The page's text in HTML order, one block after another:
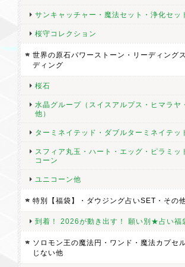
サンキャッチャー・魔法セット・浄化セッ
桜守コレクション
世界の原石パワーストーン・リーディング
ディング
桜石
水晶グループ（スイスアルプス・ヒマラヤ
他）
ターミネイテッド・ダブルターミネイテッ
スフィア丸玉・ハート・エッグ・ピラミッ
コーン
ユニコーン他
特別【福袋】・ダウジング占いSET・その
到着！ 2026が動き出す！ 願い別★占い福
ソロモン王の魔法円・ワンド・魔法カプセ
じない他